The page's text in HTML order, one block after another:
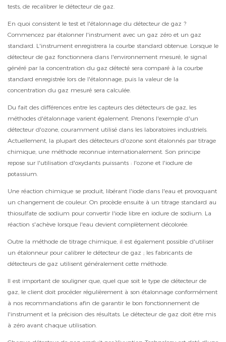
tests, de recalibrer le détecteur de gaz.
En quoi consistent le test et l'étalonnage du détecteur de gaz ?
Commencez par étalonner l'instrument avec un gaz zéro et un gaz
standard. L'instrument enregistrera la courbe standard obtenue. Lorsque le
détecteur de gaz fonctionnera dans l'environnement mesuré, le signal
généré par la concentration du gaz détecté sera comparé à la courbe
standard enregistrée lors de l'étalonnage, puis la valeur de la
concentration du gaz mesuré sera calculée.
Du fait des différences entre les capteurs des détecteurs de gaz, les
méthodes d'étalonnage varient également. Prenons l'exemple d'un
détecteur d'ozone, couramment utilisé dans les laboratoires industriels.
Actuellement, la plupart des détecteurs d'ozone sont étalonnés par titrage
chimique, une méthode reconnue internationalement. Son principe
repose sur l'utilisation d'oxydants puissants : l'ozone et l'iodure de
potassium.
Une réaction chimique se produit, libérant l'iode dans l'eau et provoquant
un changement de couleur. On procède ensuite à un titrage standard au
thiosulfate de sodium pour convertir l'iode libre en iodure de sodium. La
réaction s'achève lorsque l'eau devient complètement décolorée.
Outre la méthode de titrage chimique, il est également possible d'utiliser
un étalonneur pour calibrer le détecteur de gaz ; les fabricants de
détecteurs de gaz utilisent généralement cette méthode.
Il est important de souligner que, quel que soit le type de détecteur de
gaz, le client doit procéder régulièrement à son étalonnage conformément
à nos recommandations afin de garantir le bon fonctionnement de
l'instrument et la précision des résultats. Le détecteur de gaz doit être mis
à zéro avant chaque utilisation.